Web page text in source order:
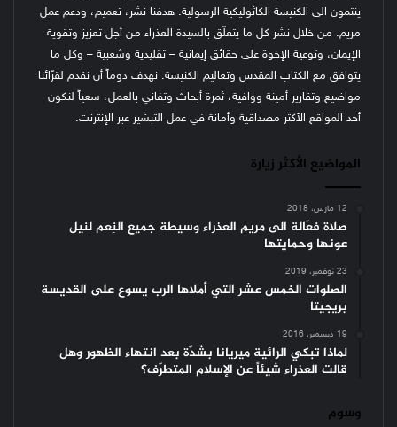
ينتمون الى الكنيسة الكاثوليكية الرسولية. هدفنا نشر، تعميم، ودعم عمل
مريم. من خلال نشر كل ما يتعلّق بالسيدة العذراء من أجل تعزيز وتقوية
الإيمان، وتوعية الإخوة على حقائق إيمانية – تقليدية وشعبية – وكل ما
يتوافق مع الكتاب المقدس وتعاليم الكنيسة. نهدف دوماً أن نقدم لقرّائنا
مواضيع وتقارير أمينة ووافية، ثمرة أبحاث وتفاني بالعمل، سعياً لنكون
أحد المواقع الأكثر مصداقية وأمانة في عمل التبشير عبر الإنترنت.
المواضيع الأكثر زيارة
12 مارس، 2018
صلاة فعّالة الى مريم العذراء وسيطة جميع النِعم لنيل
عونها وحمايتها
23 نوفمبر، 2019
الصلوات الخمس عشر التي أملاها الرب يسوع على القديسة
بريجيتا
19 ديسمبر، 2016
لماذا تبكي الرائية ميريانا بشدّة بعد انتهاء الظهور وهل
قالت العذراء شيئاً عن الإسلام المتطرّف؟
وسوم